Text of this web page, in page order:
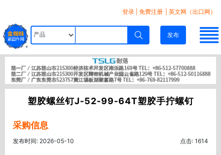
登录 免费注册 | 英文网（出口网）
发布
塑胶螺丝钉J-52-99-64T塑胶手拧螺钉
采购信息
发布时间: 2026-05-10 点击: 1614